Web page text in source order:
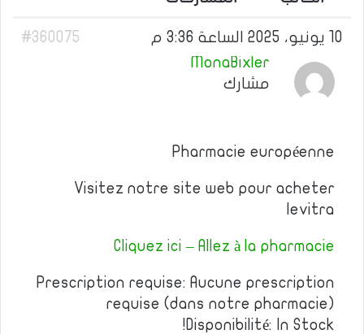
10 يونيو، 2025 الساعة 3:36 م
#360075
MonaBixler
مشارك
Pharmacie européenne
Visitez notre site web pour acheter
levitra
Cliquez ici – Allez à la pharmacie
Prescription requise: Aucune prescription
requise (dans notre pharmacie)
Disponibilité: In Stock!